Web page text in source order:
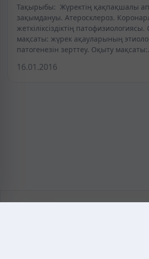
Тақырыбы: Жүректің қақпақшалы
зақымдануы. Атеросклероз.
жеткіліксіздіктің
мақсаты: жүрек ақауларының
патогенезін зерттеу. Оқыту
16.01.2016
KAZMEDIC.ORG